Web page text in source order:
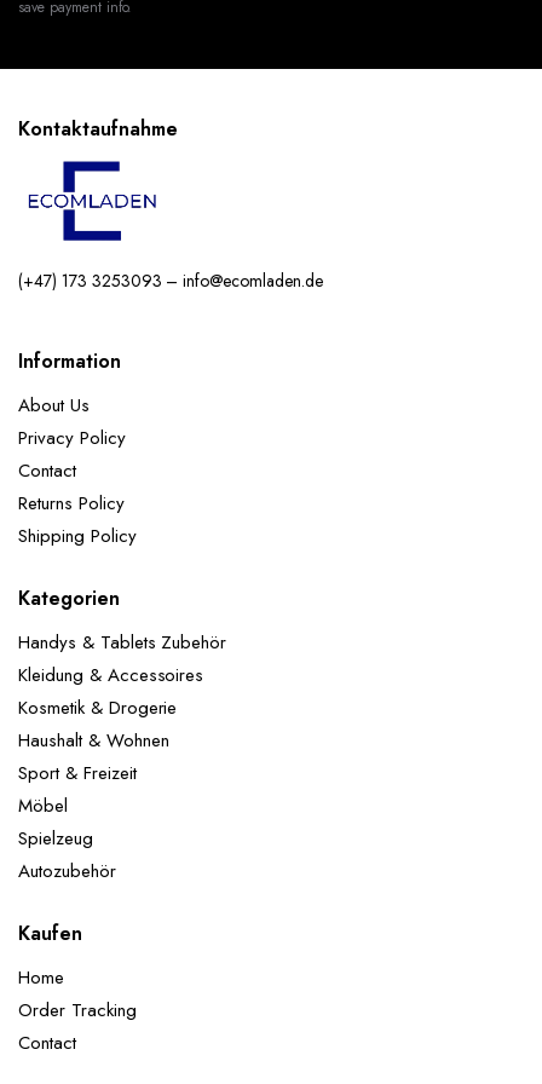
save payment info.
Kontaktaufnahme
(+47) 173 3253093 – info@ecomladen.de
Information
About Us
Privacy Policy
Contact
Returns Policy
Shipping Policy
Kategorien
Handys & Tablets Zubehör
Kleidung & Accessoires
Kosmetik & Drogerie
Haushalt & Wohnen
Sport & Freizeit
Möbel
Spielzeug
Autozubehör
Kaufen
Home
Order Tracking
Contact